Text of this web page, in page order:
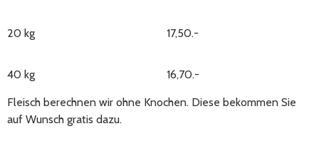
20 kg 17,50.-
40 kg 16,70.-
Fleisch berechnen wir ohne Knochen. Diese bekommen Sie
auf Wunsch gratis dazu.